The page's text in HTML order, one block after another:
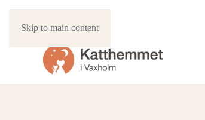
Skip to main content